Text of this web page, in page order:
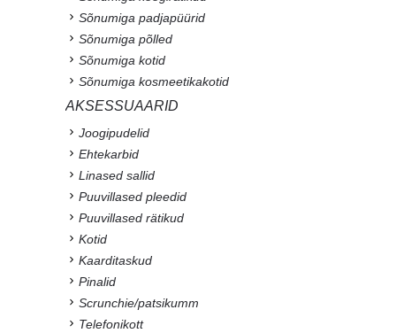
Sõnumiga padjapüürid
Sõnumiga põlled
Sõnumiga kotid
Sõnumiga kosmeetikakotid
AKSESSUAARID
Joogipudelid
Ehtekarbid
Linased sallid
Puuvillased pleedid
Puuvillased rätikud
Kotid
Kaarditaskud
Pinalid
Scrunchie/patsikumm
Telefonikott